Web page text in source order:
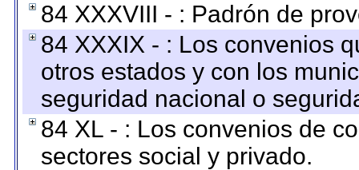
84 XXXVIII - : Padrón de
84 XXXIX - : Los convenios
otros estados y con los
seguridad nacional o
84 XL - : Los convenios de
sectores social y privado.